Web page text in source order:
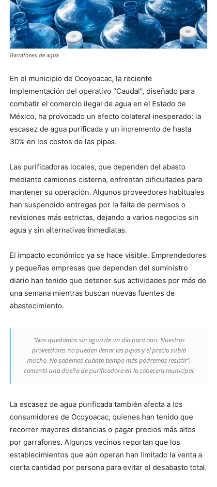
Garrafones de agua
En el municipio de Ocoyoacac, la reciente
implementación del operativo “Caudal”, diseñado para
combatir el comercio ilegal de agua en el Estado de
México, ha provocado un efecto colateral inesperado: la
escasez de agua purificada y un incremento de hasta
30% en los costos de las pipas.
Las purificadoras locales, que dependen del abasto
mediante camiones cisterna, enfrentan dificultades para
mantener su operación. Algunos proveedores habituales
han suspendido entregas por la falta de permisos o
revisiones más estrictas, dejando a varios negocios sin
agua y sin alternativas inmediatas.
El impacto económico ya se hace visible. Emprendedores
y pequeñas empresas que dependen del suministro
diario han tenido que detener sus actividades por más de
una semana mientras buscan nuevas fuentes de
abastecimiento.
“Nos quedamos sin agua de un día para otro. Nuestros
proveedores no pueden llenar las pipas y el precio subió
mucho. No sabemos cuánto tiempo más podremos resistir”,
comentó una dueña de purificadora en la cabecera municipal.
La escasez de agua purificada también afecta a los
consumidores de Ocoyoacac, quienes han tenido que
recorrer mayores distancias o pagar precios más altos
por garrafones. Algunos vecinos reportan que los
establecimientos que aún operan han limitado la venta a
cierta cantidad por persona para evitar el desabasto total.